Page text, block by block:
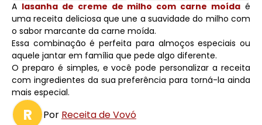
A lasanha de creme de milho com carne moída é
uma receita deliciosa que une a suavidade do milho com
o sabor marcante da carne moída.
Essa combinação é perfeita para almoços especiais ou
aquele jantar em família que pede algo diferente.
O preparo é simples, e você pode personalizar a receita
com ingredientes da sua preferência para torná-la ainda
mais especial.
R Por Receita de Vovó